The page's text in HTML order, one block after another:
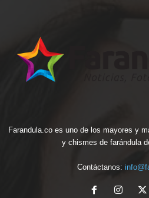
Farandula.co es uno de los mayores y
y chismes de farándula
Contáctanos: